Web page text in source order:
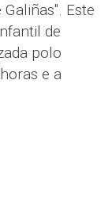
Este
de
polo
e a